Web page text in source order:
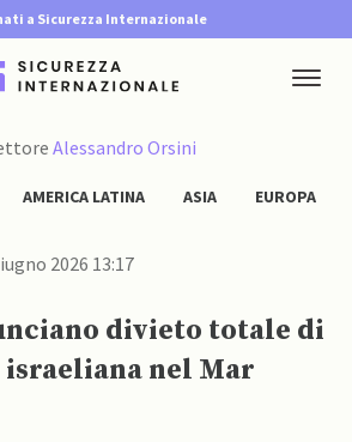
a Sicurezza Internazionale
Alessandro Orsini
AMERICA LATINA ASIA EUROPA
2026 13:17
divieto totale di
nel Mar